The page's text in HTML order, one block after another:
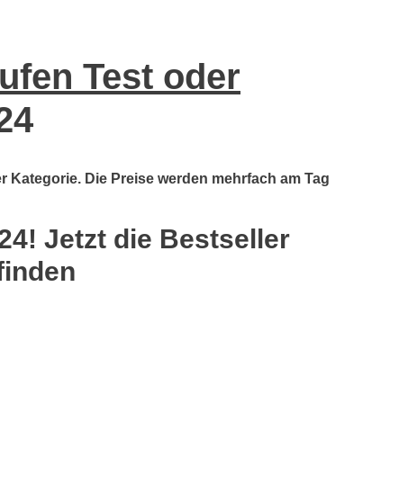
Test oder
Die Preise werden mehrfach am Tag
Jetzt die Bestseller